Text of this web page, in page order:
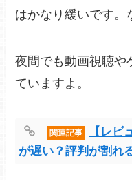
はかなり緩いです。
夜間でも動画視聴や
ていますよ。
関連記事
【レ
が遅い？評判が割れ